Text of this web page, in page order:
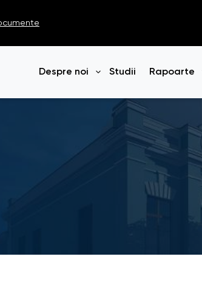
Despre noi
Deschide meniul
Studii Rapoarte